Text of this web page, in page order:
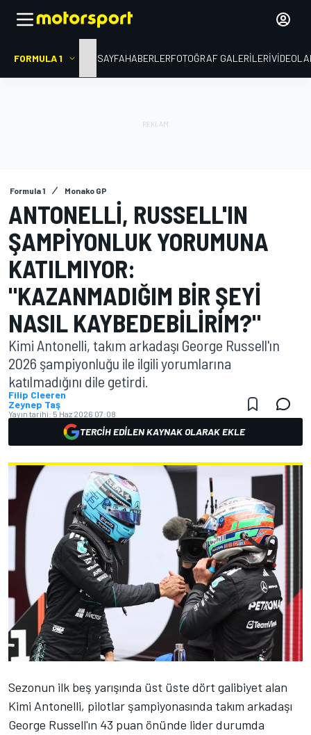
FORMULA 1 ANA SAYFAHABERLERFOTOĞRAF GALERILERI
Formula 1 Monako GP
ANTONELLI, RUSSELL'IN
ŞAMPIYONLUK YORUMUNA
KATILMIYOR:
"KAZANMADIĞIM BIR ŞEYI
NASIL KAYBEDEBILIRIM?"
Kimi Antonelli, takım arkadaşı George Russell'ın
2026 şampiyonluğu ile ilgili yorumlarına
katılmadığını dile getirdi.
Filip Cleeren
Zeynep Taş
Yayın tarihi: 5 Haz 2026 07:08
TERCIH EDILEN KAYNAK OLARAK EKLE
Sezonun ilk beş yarışında üst üste dört galibiyet alan
Kimi Antonelli, pilotlar şampiyonasında takım arkadaşı
George Russell'ın 43 puan önünde lider durumda